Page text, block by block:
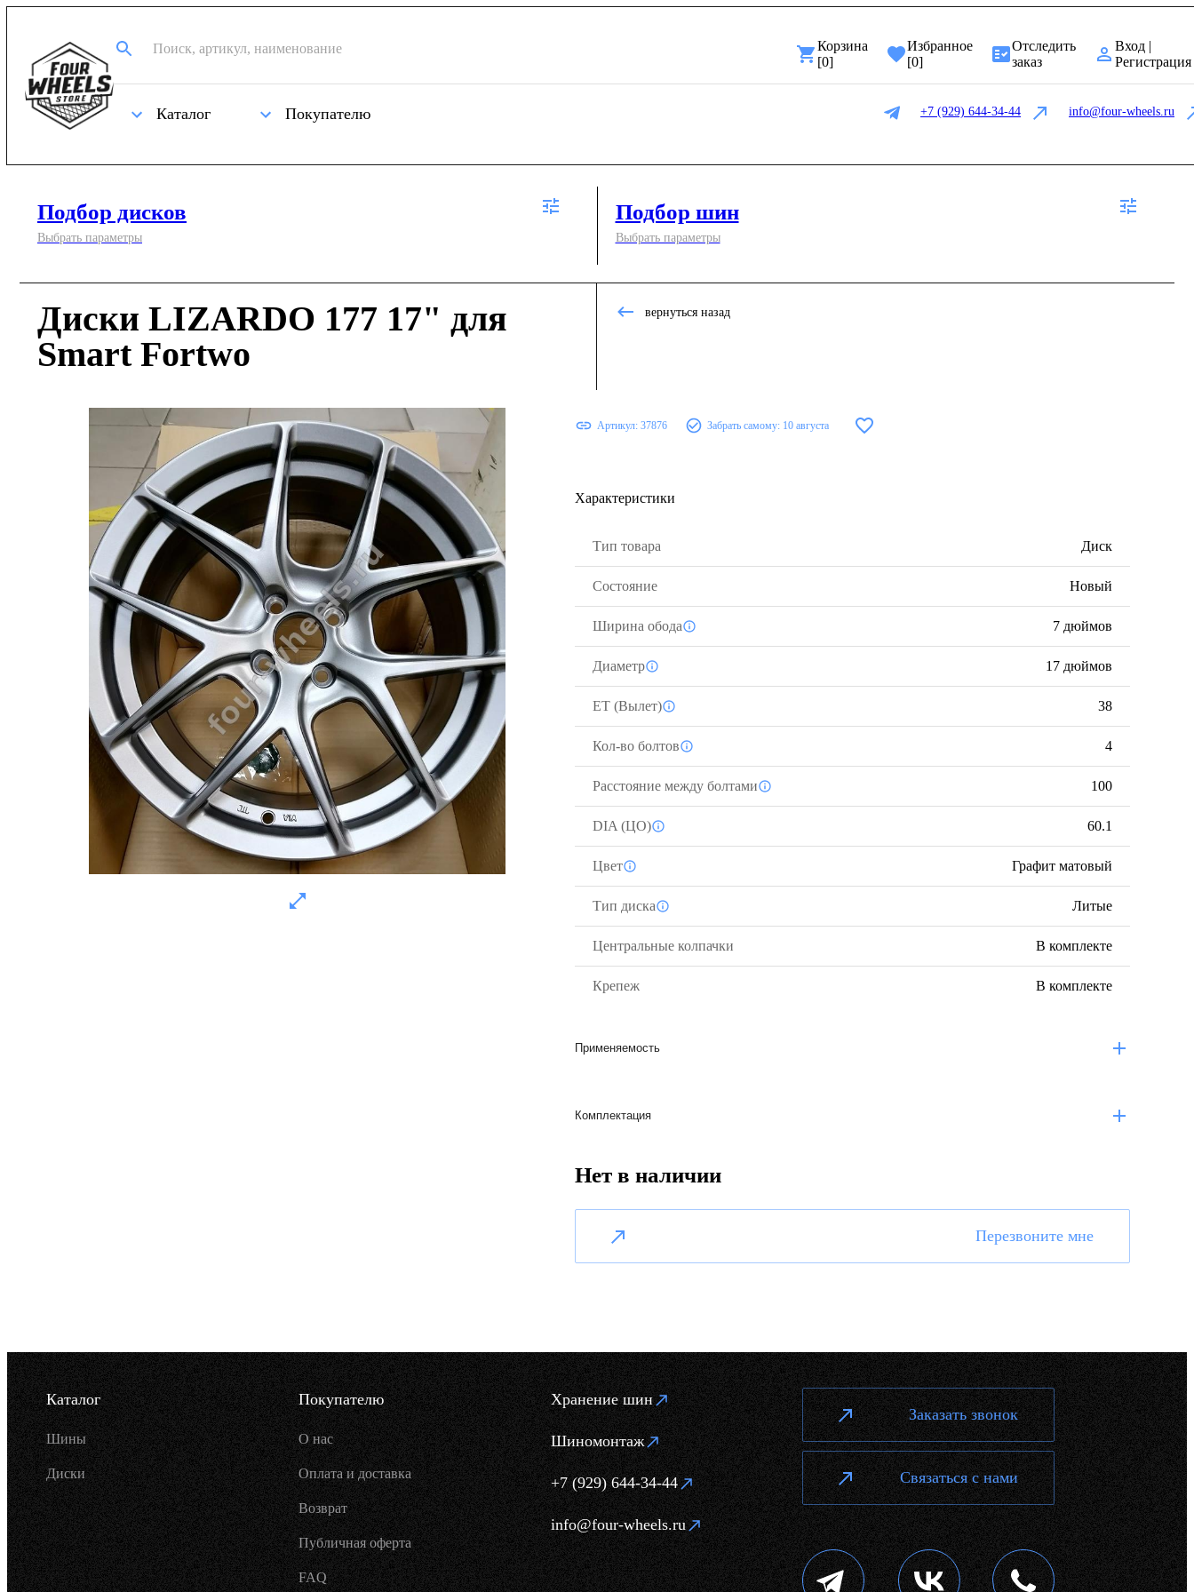
Корзина
[0]
Избранное
[0]
Отследить
заказ
Вход |
Регистрация
Каталог Покупателю +7 (929) 644-34-44 info@four-wheels.ru
Подбор дисков
Выбрать параметры
Подбор шин
Выбрать параметры
Диски LIZARDO 177 17" для
Smart Fortwo
вернуться назад
Артикул: 37876 Забрать самому: 10 августа
Характеристики
Тип товара Диск
Состояние Новый
Ширина обода 7 дюймов
Диаметр 17 дюймов
ЕТ (Вылет) 38
Кол-во болтов 4
Расстояние между болтами 100
DIA (ЦО) 60.1
Цвет Графит матовый
Тип диска Литые
Центральные колпачки В комплекте
Крепеж В комплекте
Применяемость
Комплектация
Нет в наличии
Перезвоните мне
Каталог
Шины
Диски
Покупателю
О нас
Оплата и доставка
Возврат
Публичная оферта
FAQ
Хранение шин
Шиномонтаж
+7 (929) 644-34-44
info@four-wheels.ru
Заказать звонок
Связаться с нами